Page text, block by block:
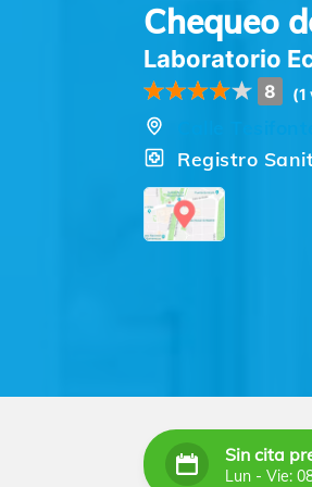
Chequeo
Laboratorio
8 (1
Calle
Registro
Sin cita
Lun - Vie: